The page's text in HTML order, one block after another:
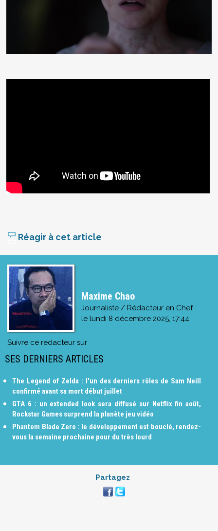
Réagir à cet article
Maxime Chao
Journaliste / Rédacteur en Chef
le lundi 8 décembre 2025, 17:44
Suivre ce rédacteur sur
SES DERNIERS ARTICLES
The Legend of Zelda : l'un des derniers rôles de Sam Neill
confirmé avant sa mort début juillet
GTA 6 : un extended look sera diffusé sur Netflix fin août,
Rockstar Games surprend la planète jeu vidéo
Phantom Blade Zero : le développement est bouclé, rendez-
vous la semaine prochaine pour du très lourd
Partagez